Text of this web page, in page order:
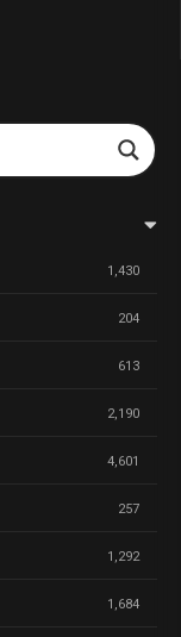
1,430
204
613
2,190
4,601
257
1,292
1,684